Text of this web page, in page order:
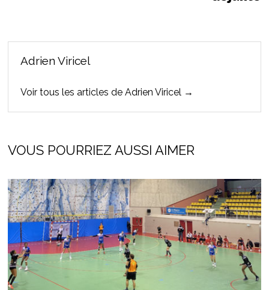
Adrien Viricel
Voir tous les articles de Adrien Viricel →
VOUS POURRIEZ AUSSI AIMER